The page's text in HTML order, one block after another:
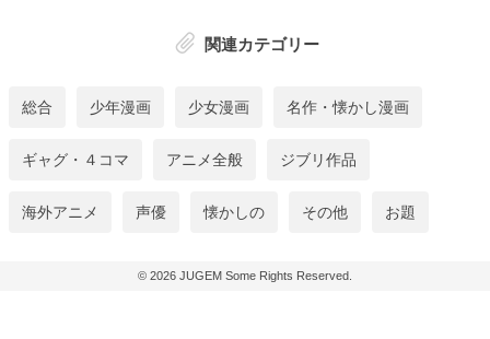
関連カテゴリー
総合 少年漫画 少女漫画 名作・懐かし漫画
ギャグ・４コマ アニメ全般 ジブリ作品
海外アニメ 声優 懐かしの その他 お題
© 2026 JUGEM Some Rights Reserved.